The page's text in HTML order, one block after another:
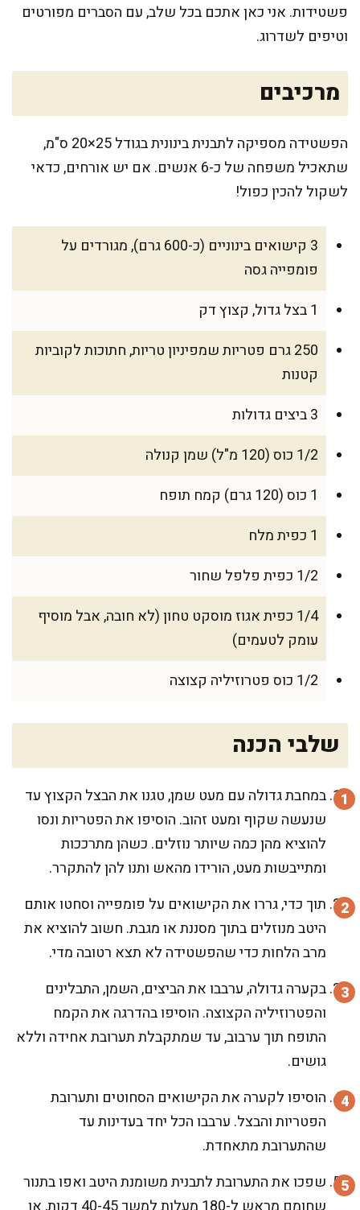
פשטידות. אני כאן אתכם בכל שלב, עם הסברים מפורטים
וטיפים לשדרוג.
מרכיבים
הפשטידה מספיקה לתבנית בינונית בגודל 25×20 ס"מ,
שתאכיל משפחה של כ-6 אנשים. אם יש אורחים, כדאי
לשקול להכין כפול!
3 קישואים בינוניים (כ-600 גרם), מגורדים על
פומפייה גסה
1 בצל גדול, קצוץ דק
250 גרם פטריות שמפיניון טריות, חתוכות לקוביות
קטנות
3 ביצים גדולות
1/2 כוס (120 מ"ל) שמן קנולה
1 כוס (120 גרם) קמח תופח
1 כפית מלח
1/2 כפית פלפל שחור
1/4 כפית אגוז מוסקט טחון (לא חובה, אבל מוסיף
עומק לטעמים)
1/2 כוס פטרוזיליה קצוצה
שלבי הכנה
במחבת גדולה עם מעט שמן, טגנו את הבצל הקצוץ עד
שנעשה שקוף ומעט זהוב. הוסיפו את הפטריות ונסו
להוציא מהן כמה שיותר נוזלים. כשהן מתרככות
ומתייבשות מעט, הורידו מהאש ותנו להן להתקרר.
תוך כדי, גררו את הקישואים על פומפייה וסחטו אותם
היטב מנוזלים בתוך מסננת או מגבת. חשוב להוציא את
מרב הלחות כדי שהפשטידה לא תצא רטובה מדי.
בקערה גדולה, ערבבו את הביצים, השמן, התבלינים
והפטרוזיליה הקצוצה. הוסיפו בהדרגה את הקמח
התופח תוך ערבוב, עד שמתקבלת תערובת אחידה וללא
גושים.
הוסיפו לקערה את הקישואים הסחוטים ותערובת
הפטריות והבצל. ערבבו הכל יחד בעדינות עד
שהתערובת מתאחדת.
שפכו את התערובת לתבנית משומנת היטב ואפו בתנור